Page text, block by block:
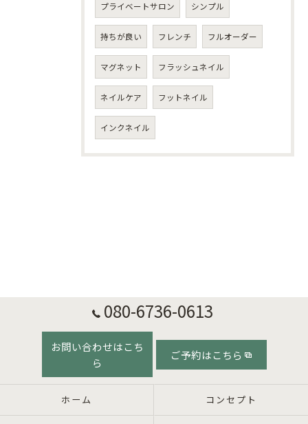
プライベートサロン シンプル
持ちが良い フレンチ フルオーダー
マグネット フラッシュネイル
ネイルケア フットネイル
インクネイル
080-6736-0613
お問い合わせはこち
ら
ご予約はこちら
ホーム コンセプト